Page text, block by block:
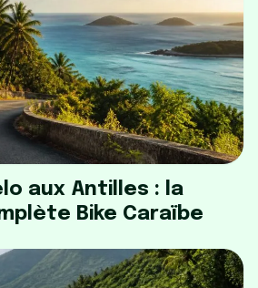
aux Antilles : la
Bike Caraïbe